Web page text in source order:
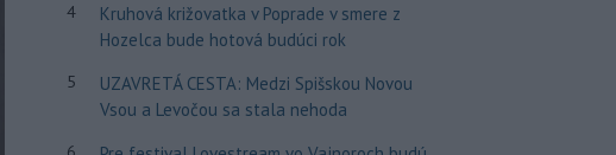
4
Kruhová križovatka v Poprade v smere z
Hozelca bude hotová budúci rok
5
UZAVRETÁ CESTA: Medzi Spišskou Novou
Vsou a Levočou sa stala nehoda